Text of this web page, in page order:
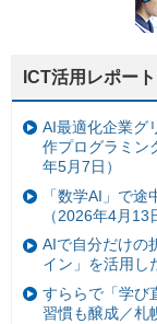
ICT活用レポート
AI最適化企業グ
作プログラミン
年5月7日）
「数学AI」で
（2026年4月13
AIで自分だけの
イン」を活用し
すららで「学び
習慣も醸成／札